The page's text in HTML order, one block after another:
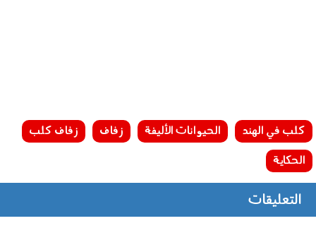
كلب في الهند الحيوانات الأليفة زفاف
زفاف كلب
الحكاية
التعليقات